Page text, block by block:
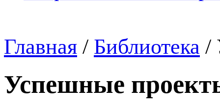
Главная / Библиотека /
Успешные